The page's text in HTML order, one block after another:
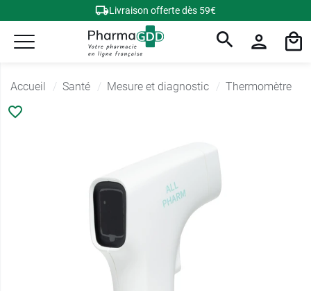
Livraison offerte dès 59€
Accueil Santé Mesure et diagnostic Thermomètre